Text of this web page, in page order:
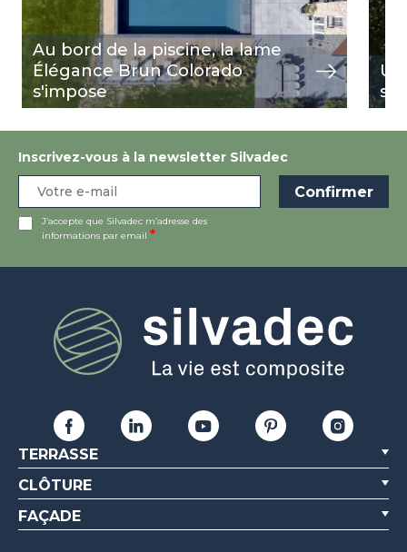
Au bord de la piscine, la lame
Élégance Brun Colorado
s'impose
Inscrivez-vous à la newsletter Silvadec
J’accepte que Silvadec m’adresse des
informations par email
TERRASSE
CLÔTURE
FAÇADE